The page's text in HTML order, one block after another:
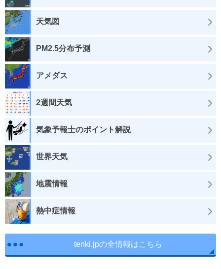
天気図
PM2.5分布予測
アメダス
2週間天気
気象予報士のポイント解説
世界天気
地震情報
熱中症情報
tenki.jpの全情報はこちら